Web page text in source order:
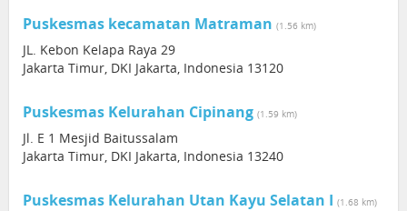
Puskesmas kecamatan Matraman (1.56 km)
JL. Kebon Kelapa Raya 29
Jakarta Timur, DKI Jakarta, Indonesia 13120
Puskesmas Kelurahan Cipinang (1.59 km)
Jl. E 1 Mesjid Baitussalam
Jakarta Timur, DKI Jakarta, Indonesia 13240
Puskesmas Kelurahan Utan Kayu Selatan I (1.68 km)